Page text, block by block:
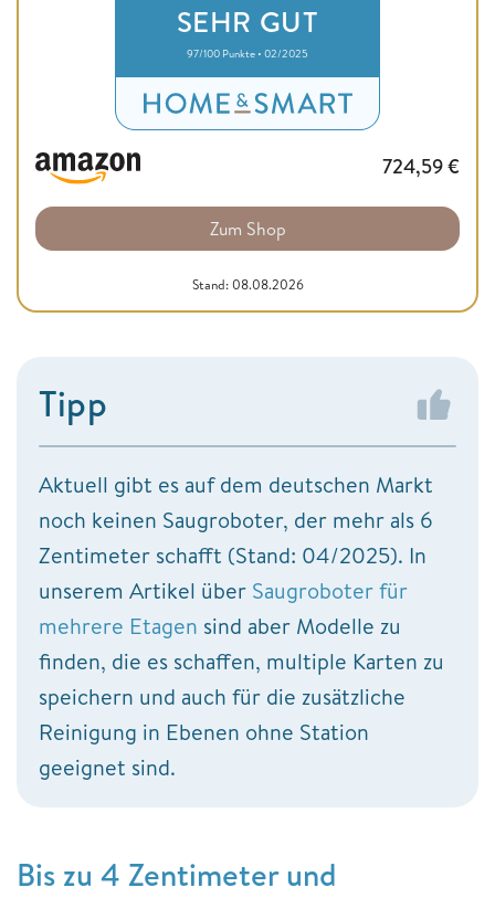
SEHR GUT
97/100 Punkte • 02/2025
724,59€
Zum Shop
Stand: 08.08.2026
Tipp
Aktuell gibt es auf dem deutschen Markt
noch keinen Saugroboter, der mehr als 6
Zentimeter schafft (Stand: 04/2025). In
unserem Artikel über Saugroboter für
mehrere Etagen sind aber Modelle zu
finden, die es schaffen, multiple Karten zu
speichern und auch für die zusätzliche
Reinigung in Ebenen ohne Station
geeignet sind.
Bis zu 4 Zentimeter und